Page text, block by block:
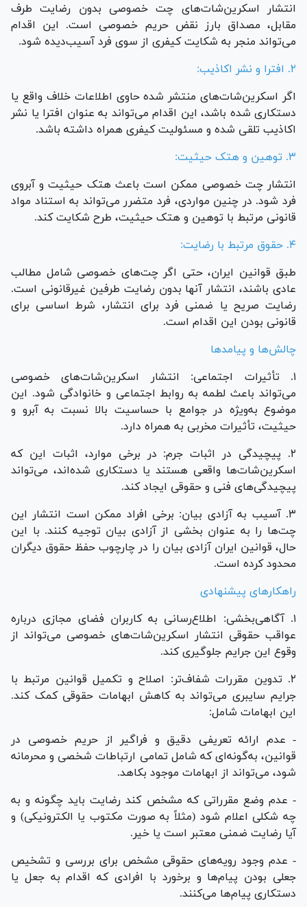
انتشار اسکرین‌شات‌های چت خصوصی بدون رضایت طرف
مقابل، مصداق بارز نقض حریم خصوصی است. این اقدام
می‌تواند منجر به شکایت کیفری از سوی فرد آسیب‌دیده شود.
۲. افترا و نشر اکاذیب:
اگر اسکرین‌شات‌های منتشر شده حاوی اطلاعات خلاف واقع یا
دستکاری شده باشد، این اقدام می‌تواند به عنوان افترا یا نشر
اکاذیب تلقی شده و مسئولیت کیفری همراه داشته باشد.
۳. توهین و هتک حیثیت:
انتشار چت خصوصی ممکن است باعث هتک حیثیت و آبروی
فرد شود. در چنین مواردی، فرد متضرر می‌تواند به استناد مواد
قانونی مرتبط با توهین و هتک حیثیت، طرح شکایت کند.
۴. حقوق مرتبط با رضایت:
طبق قوانین ایران، حتی اگر چت‌های خصوصی شامل مطالب
عادی باشند، انتشار آنها بدون رضایت طرفین غیرقانونی است.
رضایت صریح یا ضمنی فرد برای انتشار، شرط اساسی برای
قانونی بودن این اقدام است.
چالش‌ها و پیامد‌ها
۱. تأثیرات اجتماعی: انتشار اسکرین‌شات‌های خصوصی
می‌تواند باعث لطمه به روابط اجتماعی و خانوادگی شود. این
موضوع به‌ویژه در جوامع با حساسیت بالا نسبت به آبرو و
حیثیت، تأثیرات مخربی به همراه دارد.
۲. پیچیدگی در اثبات جرم: در برخی موارد، اثبات این که
اسکرین‌شات‌ها واقعی هستند یا دستکاری شده‌اند، می‌تواند
پیچیدگی‌های فنی و حقوقی ایجاد کند.
۳. آسیب به آزادی بیان: برخی افراد ممکن است انتشار این
چت‌ها را به عنوان بخشی از آزادی بیان توجیه کنند. با این
حال، قوانین ایران آزادی بیان را در چارچوب حفظ حقوق دیگران
محدود کرده است.
راهکار‌های پیشنهادی
۱. آگاهی‌بخشی: اطلاع‌رسانی به کاربران فضای مجازی درباره
عواقب حقوقی انتشار اسکرین‌شات‌های خصوصی می‌تواند از
وقوع این جرایم جلوگیری کند.
۲. تدوین مقررات شفاف‌تر: اصلاح و تکمیل قوانین مرتبط با
جرایم سایبری می‌تواند به کاهش ابهامات حقوقی کمک کند.
این ابهامات شامل:
- عدم ارائه تعریفی دقیق و فراگیر از حریم خصوصی در
قوانین، به‌گونه‌ای که شامل تمامی ارتباطات شخصی و محرمانه
شود، می‌تواند از ابهامات موجود بکاهد.
- عدم وضع مقرراتی که مشخص کند رضایت باید چگونه و به
چه شکلی اعلام شود (مثلاً به صورت مکتوب یا الکترونیکی) و
آیا رضایت ضمنی معتبر است یا خیر.
- عدم وجود رویه‌های حقوقی مشخص برای بررسی و تشخیص
جعلی بودن پیام‌ها و برخورد با افرادی که اقدام به جعل یا
دستکاری پیام‌ها می‌کنند.